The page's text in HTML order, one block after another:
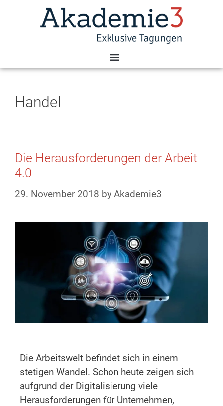
Handel
Die Herausforderungen der Arbeit
4.0
29. November 2018 by Akademie3
Die Arbeitswelt befindet sich in einem
stetigen Wandel. Schon heute zeigen sich
aufgrund der Digitalisierung viele
Herausforderungen für Unternehmen,